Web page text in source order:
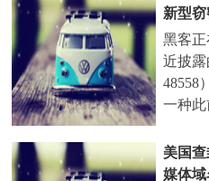
新型
黑客正
近披
48558
一种此
美国
媒体域